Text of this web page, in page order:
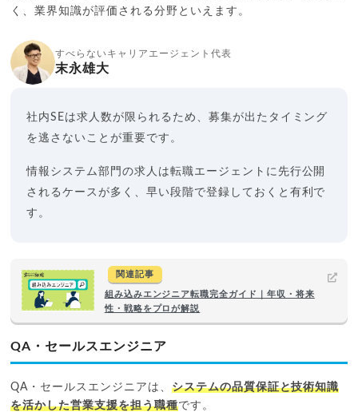
く、業界知識が評価される分野といえます。
すべらないキャリアエージェント代表
末永雄大
社内SEは求人数が限られるため、募集が出たタイミング
を逃さないことが重要です。
情報システム部門の求人は転職エージェントに先行公開
されるケースが多く、早い段階で登録しておくと有利で
す。
関連記事
組み込みエンジニア転職完全ガイド｜年収・将来
性・戦略をプロが解説
QA・セールスエンジニア
QA・セールスエンジニアは、 システムの品質保証と技術知識
を活かした営業支援を担う職種です。